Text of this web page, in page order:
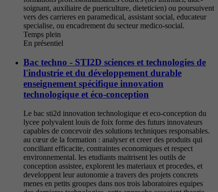
soignant, auxiliaire de puericulture, dieteticien) ou poursuivent
vers des carrieres en paramedical, assistant social, educateur
specialise, ou encadrement du secteur medico-social.
Temps plein
En présentiel
Bac techno - STI2D sciences et technologies de
l'industrie et du développement durable
enseignement spécifique innovation
technologique et éco-conception
Le bac sti2d innovation technologique et eco-conception du
lycee polyvalent louis de foix forme des futurs innovateurs
capables de concevoir des solutions techniques responsables.
au cœur de la formation : analyser et creer des produits qui
conciliant efficacite, contraintes economiques et respect
environnemental. les etudiants maitrisent les outils de
conception assistee, explorent les materiaux et procedes, et
developpent leur autonomie a travers des projets concrets
menes en petits groupes dans nos trois laboratoires equipes